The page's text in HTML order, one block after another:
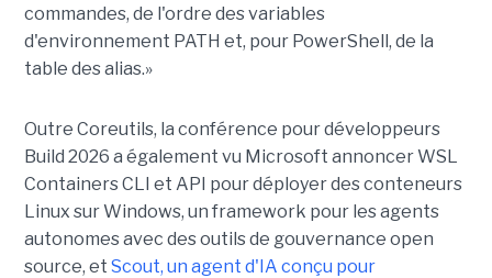
commandes, de l'ordre des variables
d'environnement PATH et, pour PowerShell, de la
table des alias.»
Outre Coreutils, la conférence pour développeurs
Build 2026 a également vu Microsoft annoncer WSL
Containers CLI et API pour déployer des conteneurs
Linux sur Windows, un framework pour les agents
autonomes avec des outils de gouvernance open
source, et Scout, un agent d'IA conçu pour